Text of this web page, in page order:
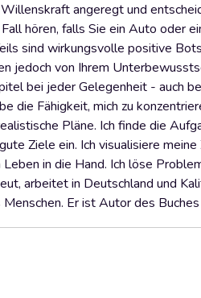
angeregt und
hören, falls Sie ein Auto oder
sind wirkungsvolle positive
jedoch von Ihrem
bei jeder Gelegenheit - auch
Fähigkeit, mich zu
Pläne. Ich finde die
Ziele ein. Ich visualisiere meine
in die Hand. Ich löse
arbeitet in Deutschland und
Er ist Autor des